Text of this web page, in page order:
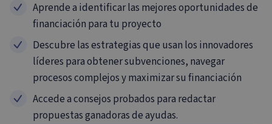
Aprende a identificar las mejores oportunidades de
financiación para tu proyecto
Descubre las estrategias que usan los innovadores
líderes para obtener subvenciones, navegar
procesos complejos y maximizar su financiación
Accede a consejos probados para redactar
propuestas ganadoras de ayudas.